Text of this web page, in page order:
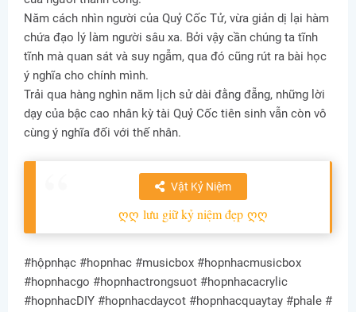
Năm cách nhìn người của Quỷ Cốc Tử, vừa giản dị lại hàm
chứa đạo lý làm người sâu xa. Bởi vậy cần chúng ta tĩnh
tĩnh mà quan sát và suy ngẫm, qua đó cũng rút ra bài học
ý nghĩa cho chính mình.
Trải qua hàng nghìn năm lịch sử dài đằng đẵng, những lời
dạy của bậc cao nhân kỳ tài Quỷ Cốc tiên sinh vẫn còn vô
cùng ý nghĩa đối với thế nhân.
Vật Kỷ Niệm
ღღ lưu giữ kỷ niệm đẹp ღღ
#hộpnhạc #hopnhac #musicbox #hopnhacmusicbox
#hopnhacgo #hopnhactrongsuot #hopnhacacrylic
#hopnhacDIY #hopnhacdaycot #hopnhacquaytay #phale #